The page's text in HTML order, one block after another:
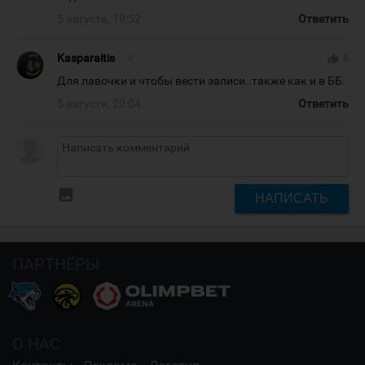
Ответить
Kasparaitis
Для лавочки и чтобы вести записи..также как и в ББ.
Ответить
НАПИСАТЬ